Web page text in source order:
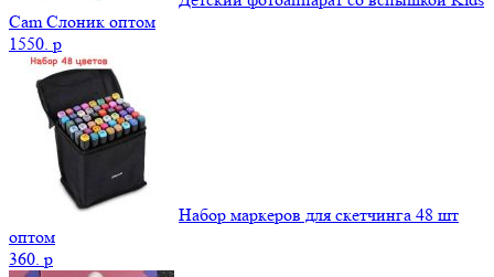
Cam Слоник оптом
1550. p
Набор маркеров для скетчинга 48 шт
оптом
360. p